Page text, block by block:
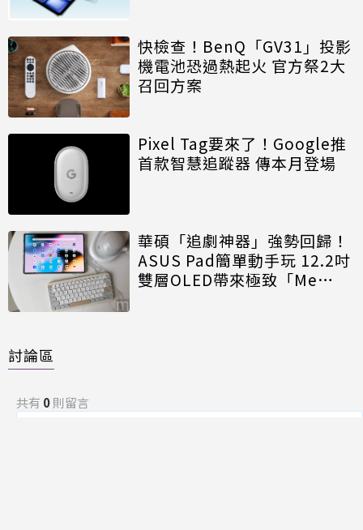
快檢查！BenQ「GV31」投影
機電池恐過熱起火 官方祭2大
召回方案
Pixel Tag要來了！Google推
首款智慧追蹤器 傳本月登場
華碩「追劇神器」強勢回歸！
ASUS Pad簡單動手玩 12.2吋
雙層OLED帶來極致「Me
討論區
共有 0則留言